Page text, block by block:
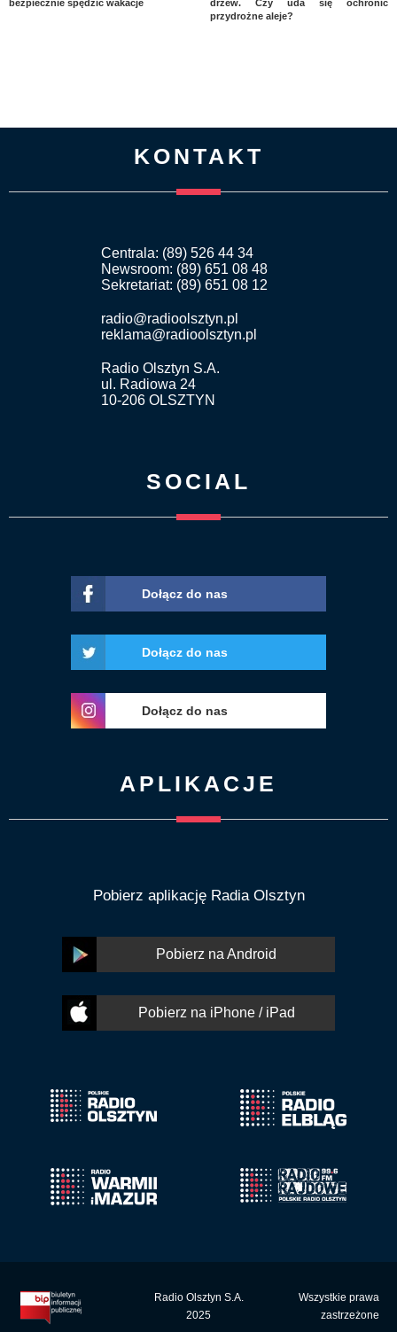
bezpiecznie spędzić wakacje
drzew. Czy uda się ochronić
przydrożne aleje?
KONTAKT
Centrala: (89) 526 44 34
Newsroom: (89) 651 08 48
Sekretariat: (89) 651 08 12
radio@radioolsztyn.pl
reklama@radioolsztyn.pl
Radio Olsztyn S.A.
ul. Radiowa 24
10-206 OLSZTYN
SOCIAL
Dołącz do nas
Dołącz do nas
Dołącz do nas
APLIKACJE
Pobierz aplikację Radia Olsztyn
Pobierz na Android
Pobierz na iPhone / iPad
Radio Olsztyn S.A.
2025
Wszystkie prawa
zastrzeżone